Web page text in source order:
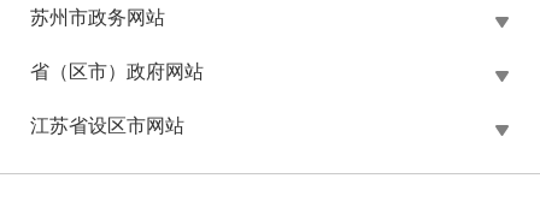
苏州市政务网站
省（区市）政府网站
江苏省设区市网站